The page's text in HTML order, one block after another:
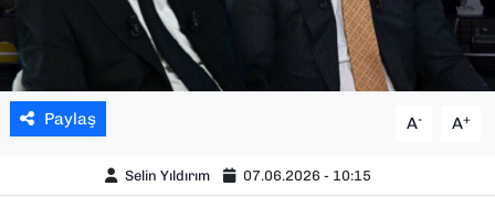
Paylaş A- A+
Selin Yıldırım 07.06.2026 - 10:15